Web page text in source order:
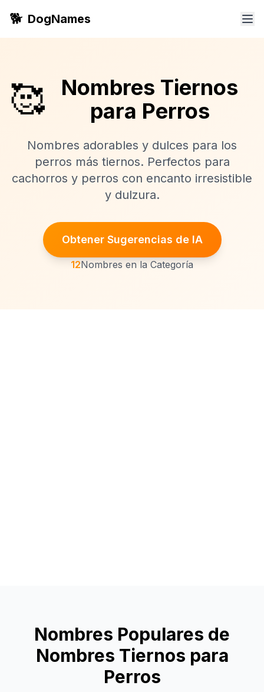
🐕 DogNames
🥰
Nombres Tiernos
para Perros
Nombres adorables y dulces para los
perros más tiernos. Perfectos para
cachorros y perros con encanto irresistible
y dulzura.
Obtener Sugerencias de IA
12Nombres en la Categoría
Nombres Populares de
Nombres Tiernos para
Perros